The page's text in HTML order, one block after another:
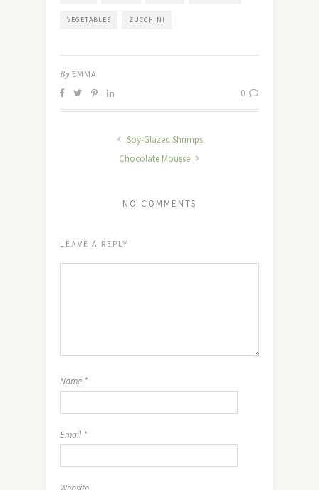
VEGETABLES ZUCCHINI
By EMMA
0
Soy-Glazed Shrimps
Chocolate Mousse
NO COMMENTS
LEAVE A REPLY
Name *
Email *